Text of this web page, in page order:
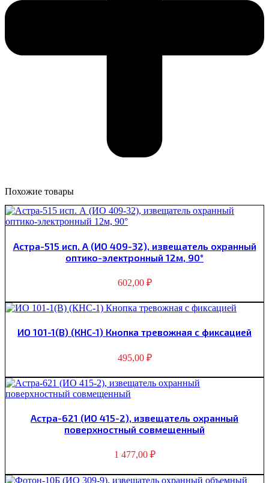
Похожие товары
Астра-515 исп. А (ИО 409-32), извещатель охранный
оптико-электронный 12м, 90°
602,00 ₽
ИО 101-1(В) (КНС-1) Кнопка тревожная с фиксацией
495,00 ₽
Астра-621 (ИО 415-2), извещатель охранный
поверхностный совмещенный
1 477,00 ₽